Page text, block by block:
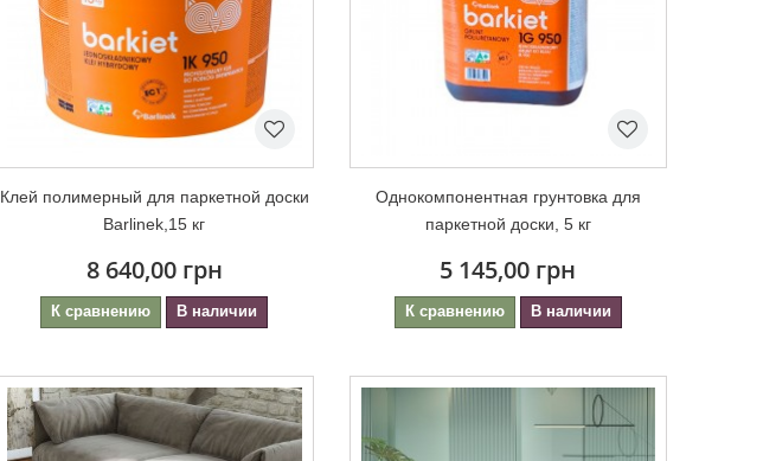
Клей полимерный для паркетной доски
Barlinek,15 кг
8 640,00 грн
К сравнению В наличии
Однокомпонентная грунтовка для
паркетной доски, 5 кг
5 145,00 грн
К сравнению В наличии